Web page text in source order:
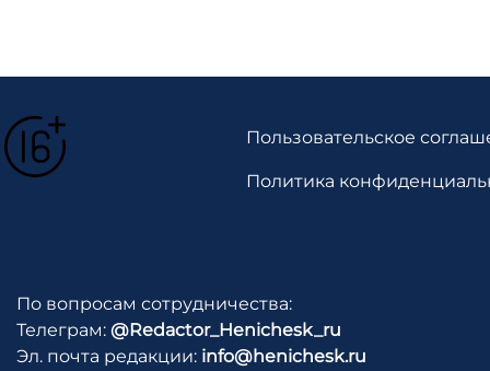
Пользовательское
Политика
По вопросам сотрудничества:
Телеграм: @Redactor_Henichesk_ru
Эл. почта редакции: info@henichesk.ru